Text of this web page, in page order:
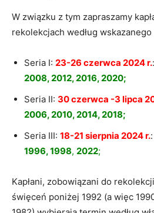
W związku z tym zapraszamy
rekolekcjach według wskazanego
Seria I: 23-26 czerwca 2024 r.
2008, 2012, 2016, 2020;
Seria II: 30 czerwca -3 lipca
2006, 2010, 2014, 2018;
Seria III: 18-21 sierpnia 2024 r.
1996, 1998, 2022;
Kapłani, zobowiązani do
święceń poniżej 1992 (a więc